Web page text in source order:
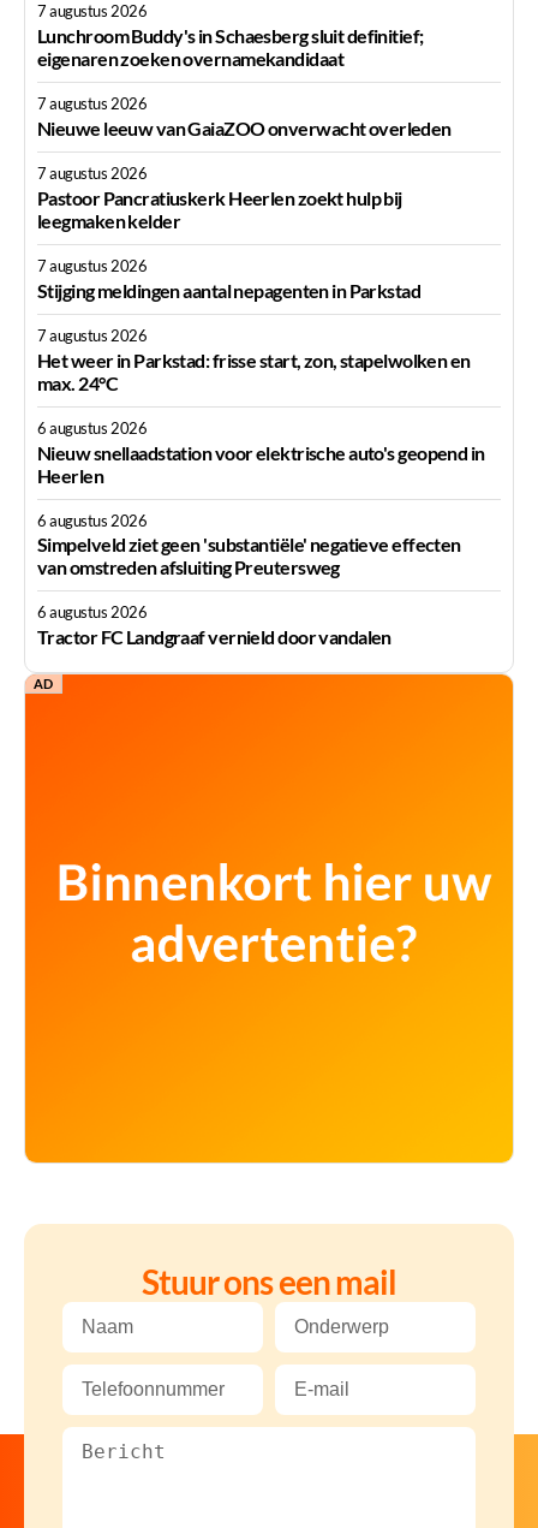
7 augustus 2026
Lunchroom Buddy's in Schaesberg sluit definitief;
eigenaren zoeken overnamekandidaat
7 augustus 2026
Nieuwe leeuw van GaiaZOO onverwacht overleden
7 augustus 2026
Pastoor Pancratiuskerk Heerlen zoekt hulp bij
leegmaken kelder
7 augustus 2026
Stijging meldingen aantal nepagenten in Parkstad
7 augustus 2026
Het weer in Parkstad: frisse start, zon, stapelwolken en
max. 24°C
6 augustus 2026
Nieuw snellaadstation voor elektrische auto's geopend in
Heerlen
6 augustus 2026
Simpelveld ziet geen 'substantiële' negatieve effecten
van omstreden afsluiting Preutersweg
6 augustus 2026
Tractor FC Landgraaf vernield door vandalen
AD
Stuur ons een mail